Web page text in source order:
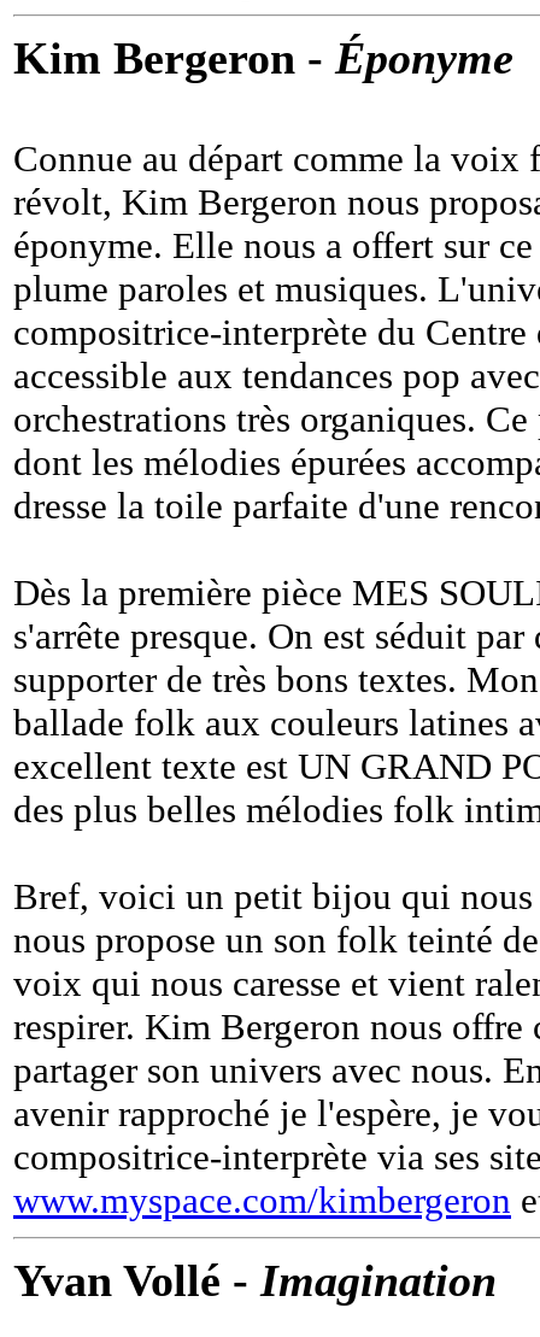
Kim Bergeron - Éponyme
Connue au départ comme la voix
révolt, Kim Bergeron nous
éponyme. Elle nous a offert sur
plume paroles et musiques.
compositrice-interprète du
accessible aux tendances pop
orchestrations très organiques.
dont les mélodies épurées
dresse la toile parfaite d'une
Dès la première pièce MES
s'arrête presque. On est séduit
supporter de très bons textes.
ballade folk aux couleurs latines
excellent texte est UN GRAND
des plus belles mélodies folk
Bref, voici un petit bijou qui
nous propose un son folk teinté
voix qui nous caresse et vient
respirer. Kim Bergeron nous
partager son univers avec nous.
avenir rapproché je l'espère, je
compositrice-interprète via ses
www.myspace.com/kimbergeron
Yvan Vollé - Imagination